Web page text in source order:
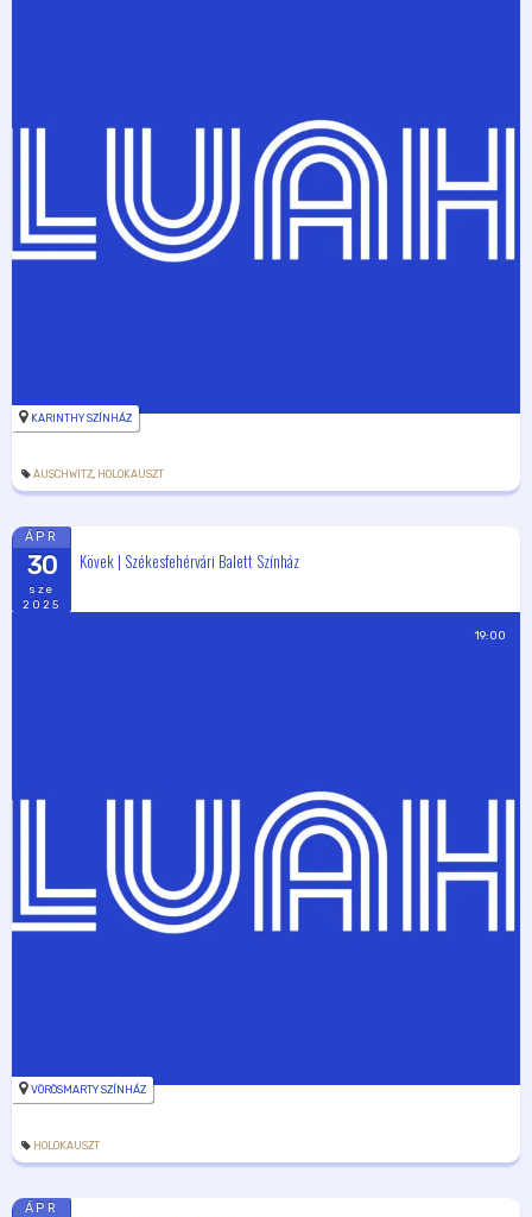
KARINTHY SZÍNHÁZ
AUSCHWITZ HOLOKAUSZT
ÁPR
30
sze
2025
Kövek | Székesfehérvári Balett Színház
19:00
VÖRÖSMARTY SZÍNHÁZ
HOLOKAUSZT
ÁPR